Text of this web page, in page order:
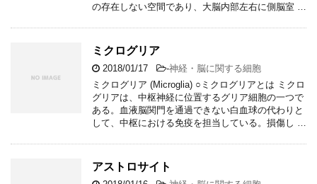
の存在しない空間であり、大脳内部左右に側脳室 …
ミクログリア
2018/01/17 -神経・脳に関する細胞
ミクログリア (Microglia) ○ミクログリアとは ミクロ
グリアは、中枢神経に位置するグリア細胞の一つで
ある。血液脳関門を通過できない白血球の代わりと
して、中枢における免疫を担当している。損傷し …
アストロサイト